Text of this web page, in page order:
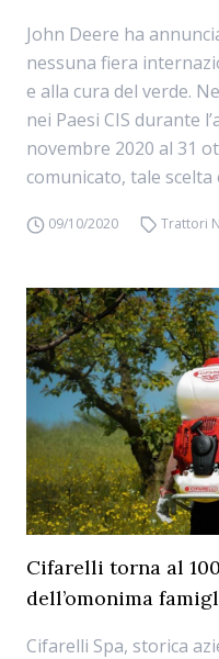
John Deere ha
nessuna fiera
e alla cura del verde.
nei Paesi CIS durante
novembre 2020 al 31
comunicato, tale scelta
09/10/2020 Trattori
Cifarelli torna al
dell’omonima
Cifarelli Spa, storica